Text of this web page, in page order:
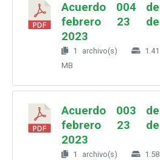
Acuerdo 004 de
febrero 23 de
2023
1 archivo(s)
1.41
MB
Acuerdo 003 de
febrero 23 de
2023
1 archivo(s)
1.58